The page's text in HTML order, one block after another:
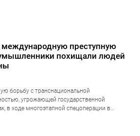
преступную
похищали людей
борьбу с транснациональной
угрожающей государственной
в ходе многоэтапной спецоперации в
центр Службы безопасности Украины.